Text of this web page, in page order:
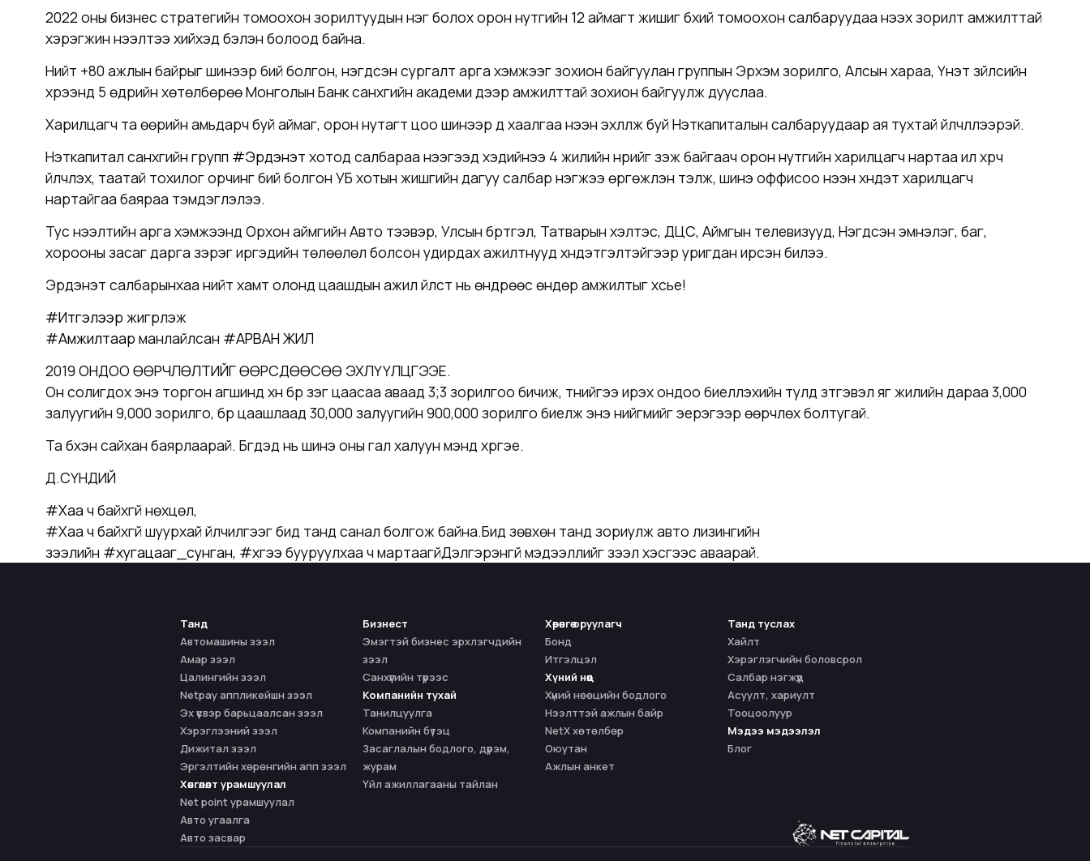
2022 оны бизнес стратегийн томоохон зорилтуудын нэг болох орон нутгийн 12 аймагт жишиг бүхий томоохон салбаруудаа нээх зорилт амжилттай
хэрэгжин нээлтээ хийхэд бэлэн болоод байна.
Нийт +80 ажлын байрыг шинээр бий болгон, нэгдсэн сургалт арга хэмжээг зохион байгуулан группын Эрхэм зорилго, Алсын хараа, Үнэт зүйлсийн
хүрээнд 5 өдрийн хөтөлбөрөө Монголын Банк санхүүгийн академи дээр амжилттай зохион байгуулж дууслаа.
Харилцагч та өөрийн амьдарч буй аймаг, орон нутагт цоо шинээр үүд хаалгаа нээн эхлүүлж буй Нэткапиталын салбаруудаар ая тухтай үйлчлүүлээрэй.
Нэткапитал санхүүгийн групп #Эрдэнэт хотод салбараа нээгээд хэдийнээ 4 жилийн нүүрийг үзэж байгаач орон нутгийн харилцагч нартаа илүү хүрч
үйлчлэх, таатай тохилог орчинг бий болгон УБ хотын жишгийн дагуу салбар нэгжээ өргөжүүлэн тэлж, шинэ оффисоо нээн хүндэт харилцагч
нартайгаа баяраа тэмдэглэлээ.
Тус нээлтийн арга хэмжээнд Орхон аймгийн Авто тээвэр, Улсын бүртгэл, Татварын хэлтэс, ДЦС, Аймгын телевизууд, Нэгдсэн эмнэлэг, баг,
хорооны засаг дарга зэрэг иргэдийн төлөөлөл болсон удирдах ажилтнууд хүндэтгэлтэйгээр уригдан ирсэн билээ.
Эрдэнэт салбарынхаа нийт хамт олонд цаашдын ажил үйлст нь өндрөөс өндөр амжилтыг хүсье!
#Итгэлээр жигүүрлэж
#Амжилтаар манлайлсан #АРВАН ЖИЛ
2019 ОНДОО ӨӨРЧЛӨЛТИЙГ ӨӨРСДӨӨСӨӨ ЭХЛҮҮЛЦГЭЭЕ.
Он солигдох энэ торгон агшинд хүн бүр үзэг цаасаа аваад 3;3 зорилгоо бичиж, түүнийгээ ирэх ондоо биелүүлэхийн тулд зүтгэвэл яг жилийн дараа 3,000
залуугийн 9,000 зорилго, бүр цаашлаад 30,000 залуугийн 900,000 зорилго биелж энэ нийгмийг эерэгээр өөрчлөх болтугай.
Та бүхэн сайхан баярлаарай. Бүгдэд нь шинэ оны гал халуун мэнд хүргэе.
Д.СҮНДИЙ
#Хаа ч байхгүй нөхцөл,
#Хаа ч байхгүй шуурхай үйлчилгээг бид танд санал болгож байна.Бид зөвхөн танд зориулж авто лизингийн
зээлийн #хугацааг_сунган, #хүүгээ бууруулхаа ч мартаагүйДэлгэрэнгүй мэдээллийг зээл хэсгээс аваарай.
Танд
Автомашины зээл
Амар зээл
Цалингийн зээл
Netpay аппликейшн зээл
Эх үүсвэр барьцаалсан зээл
Хэрэглээний зээл
Дижитал зээл
Эргэлтийн хөрөнгийн апп зээл
Хөнгөлөлт урамшуулал
Net point урамшуулал
Авто угаалга
Авто засвар
Бизнест
Эмэгтэй бизнес эрхлэгчдийн
зээл
Санхүүгийн түрээс
Компанийн тухай
Танилцуулга
Компанийн бүтэц
Засаглалын бодлого, дүрэм,
журам
Үйл ажиллагааны тайлан
Хөрөнгө оруулагч
Бонд
Итгэлцэл
Хүний нөөц
Хүний нөөцийн бодлого
Нээлттэй ажлын байр
NetX хөтөлбөр
Оюутан
Ажлын анкет
Танд туслах
Хайлт
Хэрэглэгчийн боловсрол
Салбар нэгжүүд
Асуулт, хариулт
Тооцоолуур
Мэдээ мэдээлэл
Блог